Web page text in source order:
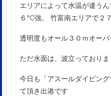
エリアによって水温が違う
６℃強。 竹富南エリアで２
透明度もオール３０ｍオー
ただ水面は、波立っておりま
今日も「アスールダイビン
て頂き出港です